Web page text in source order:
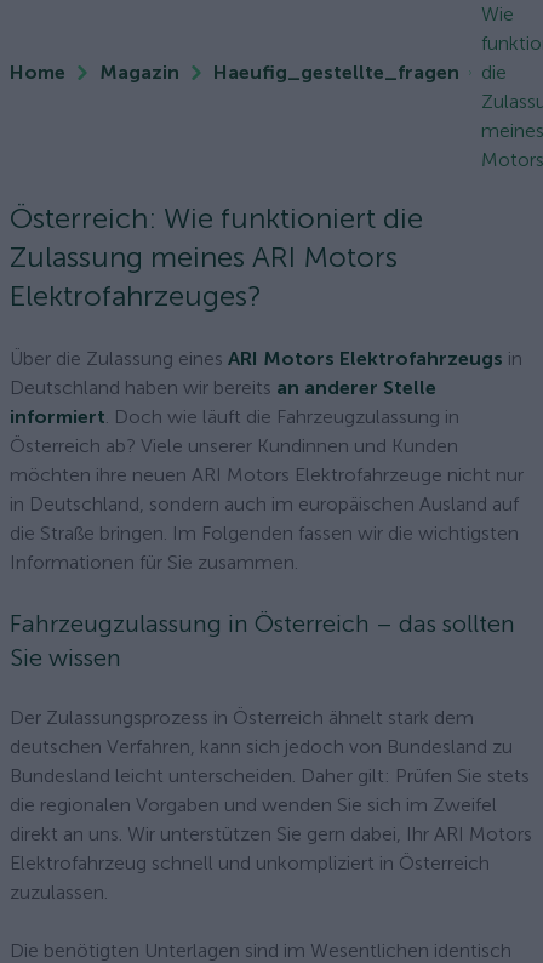
Home Magazin Haeufig_gestellte_fragen
Wie
die
Österreich: Wie funktioniert die
Zulassung meines ARI Motors
Elektrofahrzeuges?
Über die Zulassung eines ARI Motors Elektrofahrzeugs in
Deutschland haben wir bereits an anderer Stelle
informiert. Doch wie läuft die Fahrzeugzulassung in
Österreich ab? Viele unserer Kundinnen und Kunden
möchten ihre neuen ARI Motors Elektrofahrzeuge nicht nur
in Deutschland, sondern auch im europäischen Ausland auf
die Straße bringen. Im Folgenden fassen wir die wichtigsten
Informationen für Sie zusammen.
Fahrzeugzulassung in Österreich – das sollten
Sie wissen
Der Zulassungsprozess in Österreich ähnelt stark dem
deutschen Verfahren, kann sich jedoch von Bundesland zu
Bundesland leicht unterscheiden. Daher gilt: Prüfen Sie stets
die regionalen Vorgaben und wenden Sie sich im Zweifel
direkt an uns. Wir unterstützen Sie gern dabei, Ihr ARI Motors
Elektrofahrzeug schnell und unkompliziert in Österreich
zuzulassen.
Die benötigten Unterlagen sind im Wesentlichen identisch